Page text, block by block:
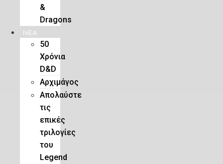
&
Dragons
ΝΕΑ
50
Χρόνια
D&D
Αρχιμάγος
Aπολαύστε
τις
επικές
τριλογίες
του
Legend